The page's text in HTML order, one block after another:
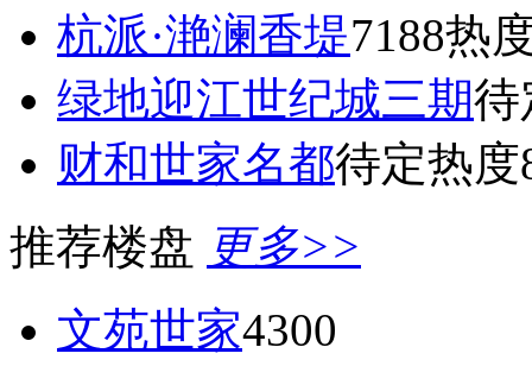
杭派·滟澜香堤7188热
绿地迎江世纪城三期待
财和世家名都待定热度
推荐楼盘 更多>>
文苑世家4300